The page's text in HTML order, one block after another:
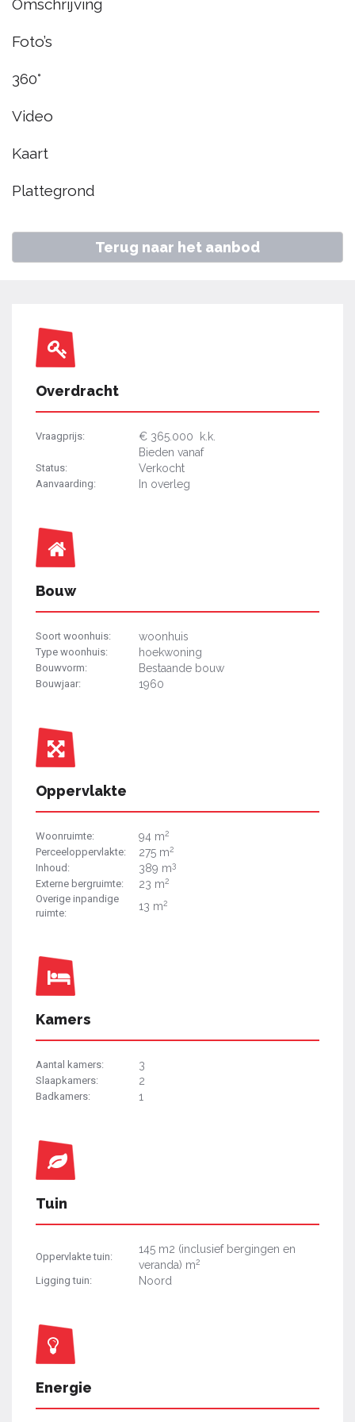
€ 365.000
Omschrijving
Foto’s
360°
Video
Kaart
Plattegrond
Terug naar het aanbod
Overdracht
Vraagprijs:
€ 365.000 k.k.
Bieden vanaf
Status: Verkocht
Aanvaarding: In overleg
Bouw
Soort woonhuis: woonhuis
Type woonhuis: hoekwoning
Bouwvorm: Bestaande bouw
Bouwjaar: 1960
Oppervlakte
Woonruimte: 94 m2
Perceeloppervlakte: 275 m2
Inhoud: 389 m3
Externe bergruimte: 23 m2
Overige inpandige
ruimte:
13 m2
Kamers
Aantal kamers: 3
Slaapkamers: 2
Badkamers: 1
Tuin
Oppervlakte tuin:
145 m2 (inclusief bergingen en
veranda) m2
Ligging tuin: Noord
Energie